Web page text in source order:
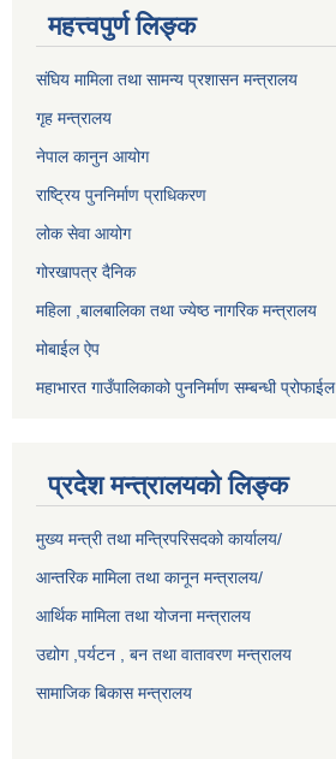
महत्त्वपुर्ण लिङ्क
संघिय मामिला तथा सामन्य प्रशासन मन्त्रालय
गृह मन्त्रालय
नेपाल कानुन आयोग
राष्ट्रिय पुननिर्माण प्राधिकरण
लोक सेवा आयोग
गोरखापत्र दैनिक
महिला ,बालबालिका तथा ज्येष्ठ नागरिक मन्त्रालय
मोबाईल ऐप
महाभारत गाउँपालिकाको पुननिर्माण सम्बन्धी प्रोफाईल
प्रदेश मन्त्रालयको लिङ्क
मुख्य मन्त्री तथा मन्त्रिपरिसदको कार्यालय/
आन्तरिक मामिला तथा कानून मन्त्रालय/
आर्थिक मामिला तथा योजना मन्त्रालय
उद्योग ,पर्यटन , बन तथा वातावरण मन्त्रालय
सामाजिक बिकास मन्त्रालय